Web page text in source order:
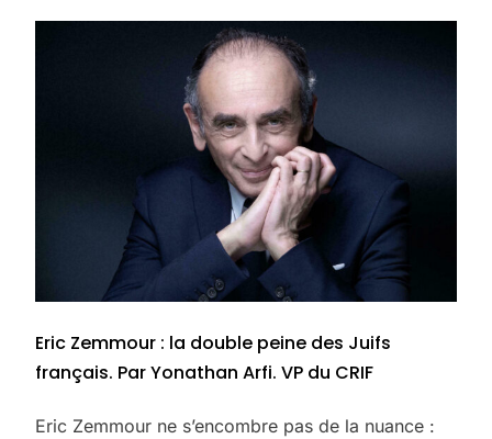
Eric Zemmour : la double peine des Juifs
français. Par Yonathan Arfi. VP du CRIF
Eric Zemmour ne s’encombre pas de la nuance :